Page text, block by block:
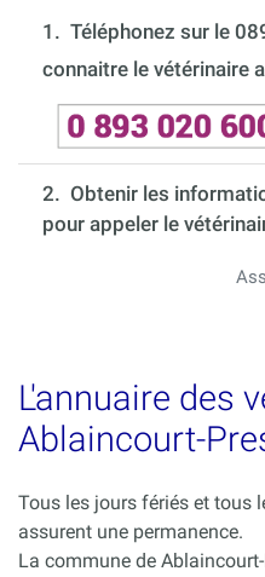
1. Téléphonez sur le
connaitre le vétérinaire
2. Obtenir les
pour appeler le
L'annuaire des
Ablaincourt-
Tous les jours fériés et tous
assurent une permanence.
La commune de